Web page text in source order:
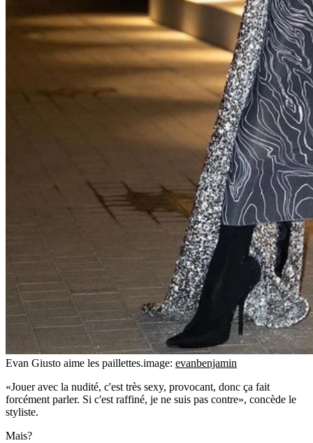
Evan Giusto aime les paillettes.image: evanbenjamin
«Jouer avec la nudité, c'est très sexy, provocant, donc ça fait
forcément parler. Si c'est raffiné, je ne suis pas contre», concède le
styliste.
Mais?